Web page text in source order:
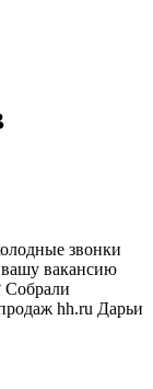
звонки
вашу вакансию
Собрали
hh.ru Дарьи